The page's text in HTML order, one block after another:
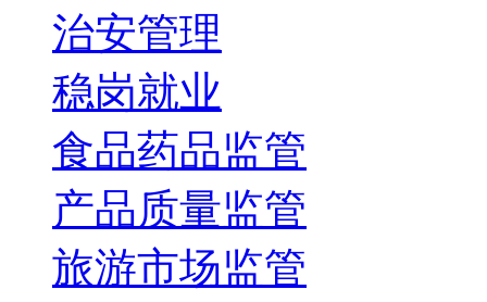
治安管理
稳岗就业
食品药品监管
产品质量监管
旅游市场监管